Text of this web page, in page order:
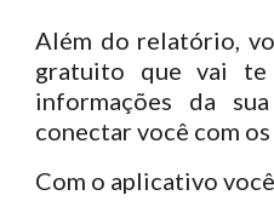
Além do relatório,
gratuito que vai te
informações da
conectar você com
Com o aplicativo